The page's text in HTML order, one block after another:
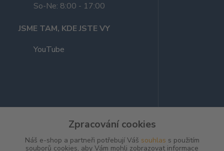
So-Ne: 8:00 - 17:00
JSME TAM, KDE JSTE VY
YouTube
Zpracování cookies
Náš e-shop a partneři potřebují Váš souhlas s použitím
souborů cookies, aby Vám mohli zobrazovat informace